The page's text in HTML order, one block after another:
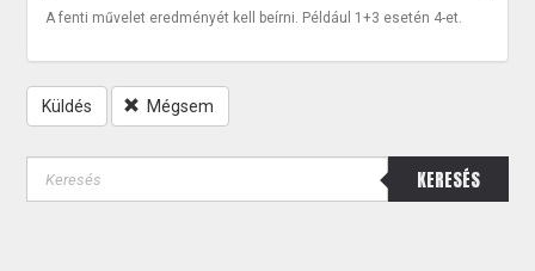
A fenti művelet eredményét kell beírni. Például 1+3 esetén 4-et.
Küldés Mégsem
KERESÉS